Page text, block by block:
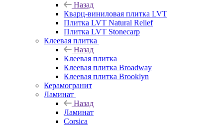
Назад
Кварц-виниловая плитка LVT
Плитка LVT Natural Relief
Плитка LVT Stonecarp
Клеевая плитка
Назад
Клеевая плитка
Клеевая плитка Broadway
Клеевая плитка Brooklyn
Керамогранит
Ламинат
Назад
Ламинат
Corsica